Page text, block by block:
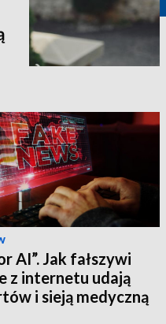
AI”. Jak fałszywi
z internetu udają
i sieją medyczną